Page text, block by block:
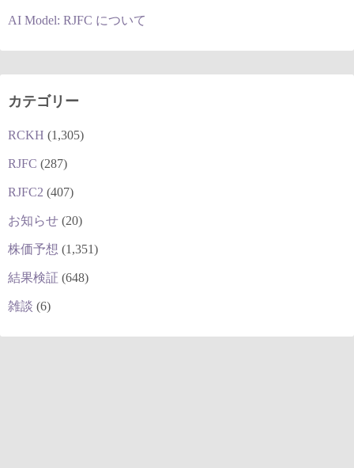
AI Model: RJFC について
カテゴリー
RCKH (1,305)
RJFC (287)
RJFC2 (407)
お知らせ (20)
株価予想 (1,351)
結果検証 (648)
雑談 (6)